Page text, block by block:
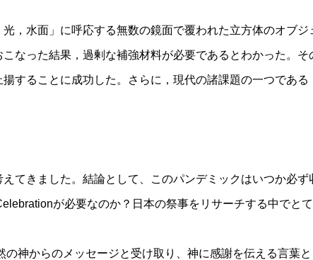
，水面」に呼応する無数の鏡面で覆われた立方体のオブ
なった結果，過剰な補強材料が必要であるとわかった。
することに成功した。さらに，現代の諸課題の一つであ
てきました。結論として、このパンデミックはいつか必ず
が必要なのか？日本の祭事をリサーチする中でと
神からのメッセージと受け取り、神に感謝を伝える言葉